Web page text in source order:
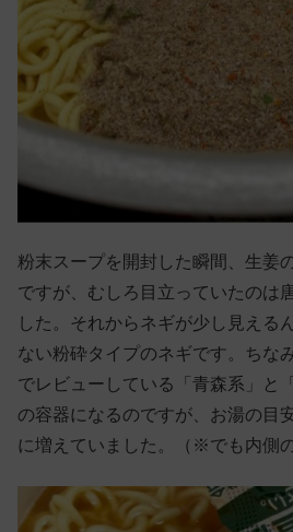
粉末スープを開封した瞬間、生姜
ですが、むしろ目立っていたのは
した。それからネギが少し見える
ない粉砕タイプのネギです。ちな
でレビューしている「青森系」と
の容器になるのですが、お湯の目
に増えていました。（※でも内側